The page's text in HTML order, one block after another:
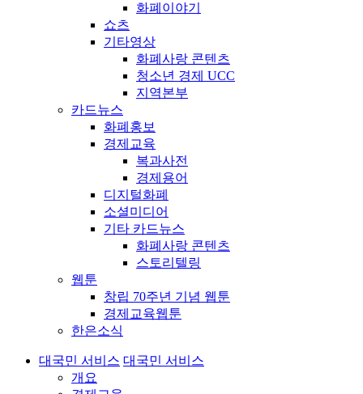
화폐이야기
쇼츠
기타영상
화폐사랑 콘텐츠
청소년 경제 UCC
지역본부
카드뉴스
화폐홍보
경제교육
복과사전
경제용어
디지털화폐
소셜미디어
기타 카드뉴스
화폐사랑 콘텐츠
스토리텔링
웹툰
창립 70주년 기념 웹툰
경제교육웹툰
한은소식
대국민 서비스 대국민 서비스
개요